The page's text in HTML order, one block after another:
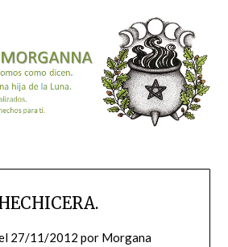
27/11/2012 por Morgana